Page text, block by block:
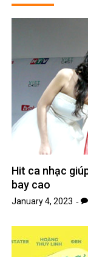
Hit ca nhạc
bay cao
January 4, 2023